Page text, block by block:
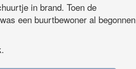
in brand. Toen de
een buurtbewoner al begonnen